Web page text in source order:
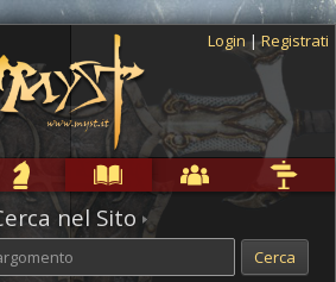
Login |Registrati
nel Sito